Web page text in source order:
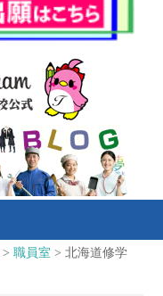
>職員室 > 北海道修学